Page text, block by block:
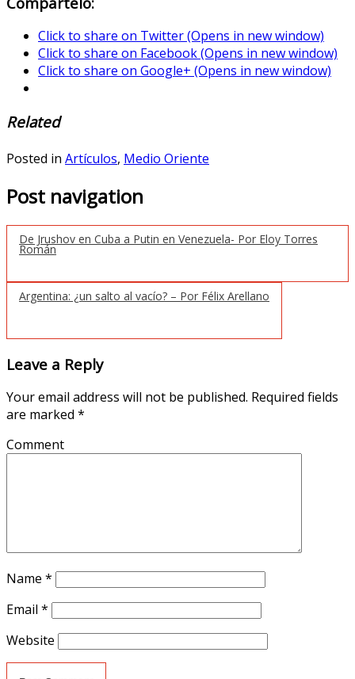
Click to share on Twitter (Opens in new window)
Click to share on Facebook (Opens in new window)
Click to share on Google+ (Opens in new window)
Related
Posted in Artículos, Medio Oriente
Post navigation
De Jrushov en Cuba a Putin en Venezuela- Por Eloy Torres
Román
Argentina: ¿un salto al vacío? – Por Félix Arellano
Leave a Reply
Your email address will not be published. Required fields
are marked *
Comment
Name *
Email *
Website